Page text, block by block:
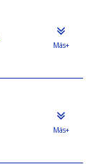
Más+
Más+